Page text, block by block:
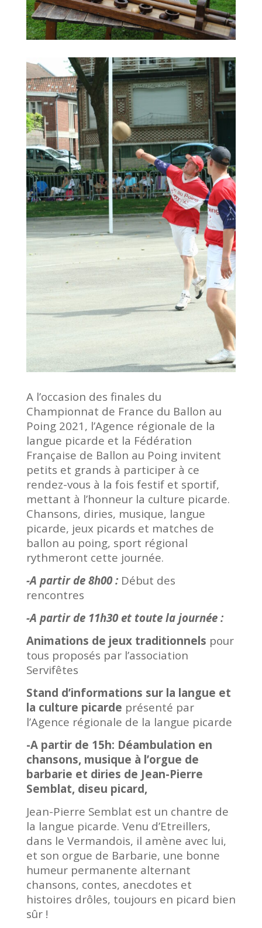
A l’occasion des finales du
Championnat de France du Ballon au
Poing 2021, l’Agence régionale de la
langue picarde et la Fédération
Française de Ballon au Poing invitent
petits et grands à participer à ce
rendez-vous à la fois festif et sportif,
mettant à l’honneur la culture picarde.
Chansons, diries, musique, langue
picarde, jeux picards et matches de
ballon au poing, sport régional
rythmeront cette journée.
-A partir de 8h00 : Début des
rencontres
-A partir de 11h30 et toute la journée :
Animations de jeux traditionnels pour
tous proposés par l’association
Servifêtes
Stand d’informations sur la langue et
la culture picarde présenté par
l’Agence régionale de la langue picarde
-A partir de 15h: Déambulation en
chansons, musique à l’orgue de
barbarie et diries de Jean-Pierre
Semblat, diseu picard,
Jean-Pierre Semblat est un chantre de
la langue picarde. Venu d’Etreillers,
dans le Vermandois, il amène avec lui,
et son orgue de Barbarie, une bonne
humeur permanente alternant
chansons, contes, anecdotes et
histoires drôles, toujours en picard bien
sûr !